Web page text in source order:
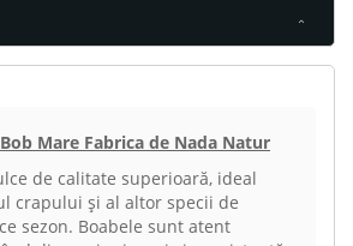
Mare Fabrica de Nada Natur
de calitate superioară, ideal
crapului și al altor specii de
sezon. Boabele sunt atent